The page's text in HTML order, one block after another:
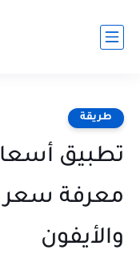
طريقة
تطبيق
معرفة سعر
والأيفون